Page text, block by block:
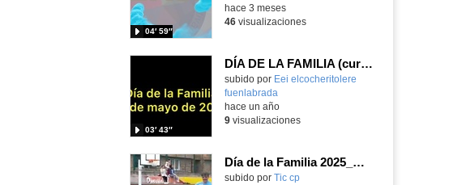
04′ 59″
hace 3 meses
46visualizaciones
DÍA DE LA FAMILIA (curso 2024-2025)
Contenido educativo.
subido por Eei elcocheritolere
fuenlabrada
03′ 43″
hace un año
9visualizaciones
Día de la Familia 2025_CEIP FDLR_Las Rozas
Contenido educativo.
subido por Tic cp